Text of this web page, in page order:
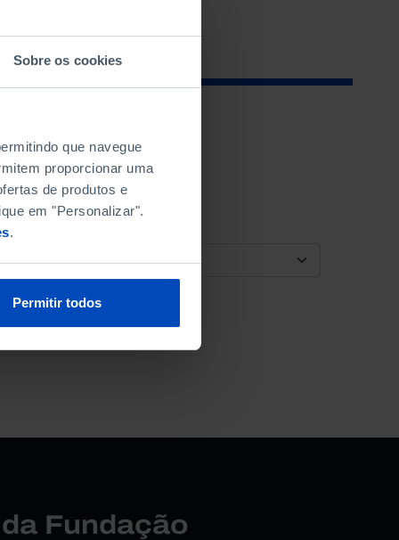
Sobre os cookies
que navegue
proporcionar uma
de produtos e
em "Personalizar".
.
Permitir todos
ORDENAR POR
Fundação